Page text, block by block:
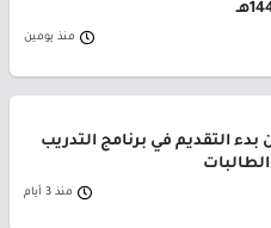
منذ يومين
بدء التقديم في برنامج التدريب
منذ 3 أيام